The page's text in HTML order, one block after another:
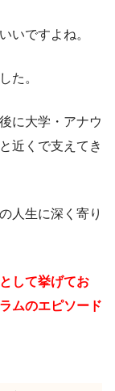
いですよね。
た。
に大学・アナウ
近くで支えてき
人生に深く寄り
して挙げてお
ムのエピソード